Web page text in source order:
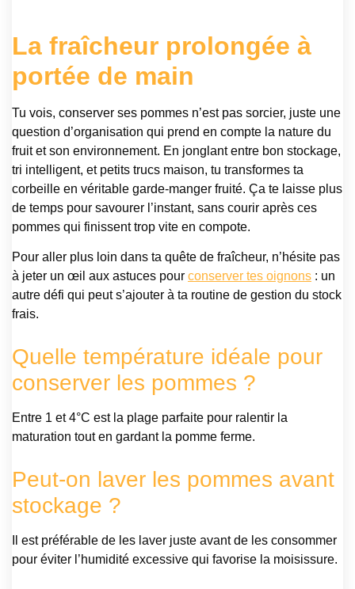
La fraîcheur prolongée à
portée de main
Tu vois, conserver ses pommes n’est pas sorcier, juste une
question d’organisation qui prend en compte la nature du
fruit et son environnement. En jonglant entre bon stockage,
tri intelligent, et petits trucs maison, tu transformes ta
corbeille en véritable garde-manger fruité. Ça te laisse plus
de temps pour savourer l’instant, sans courir après ces
pommes qui finissent trop vite en compote.
Pour aller plus loin dans ta quête de fraîcheur, n’hésite pas
à jeter un œil aux astuces pour conserver tes oignons : un
autre défi qui peut s’ajouter à ta routine de gestion du stock
frais.
Quelle température idéale pour
conserver les pommes ?
Entre 1 et 4°C est la plage parfaite pour ralentir la
maturation tout en gardant la pomme ferme.
Peut-on laver les pommes avant
stockage ?
Il est préférable de les laver juste avant de les consommer
pour éviter l’humidité excessive qui favorise la moisissure.